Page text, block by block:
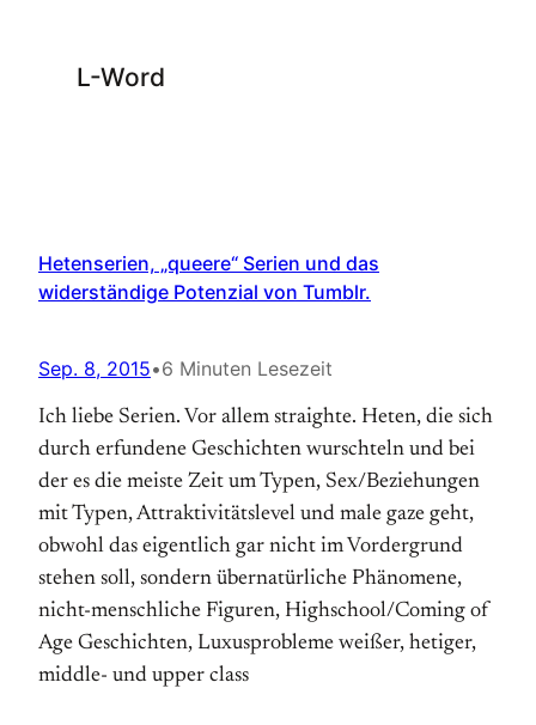
L-Word
Hetenserien, „queere“ Serien und das
widerständige Potenzial von Tumblr.
Sep. 8, 2015•6 Minuten Lesezeit
Ich liebe Serien. Vor allem straighte. Heten, die sich
durch erfundene Geschichten wurschteln und bei
der es die meiste Zeit um Typen, Sex/Beziehungen
mit Typen, Attraktivitätslevel und male gaze geht,
obwohl das eigentlich gar nicht im Vordergrund
stehen soll, sondern übernatürliche Phänomene,
nicht-menschliche Figuren, Highschool/Coming of
Age Geschichten, Luxusprobleme weißer, hetiger,
middle- und upper class